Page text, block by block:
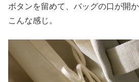
ボタンを留めて、バッグの口が開
こんな感じ。